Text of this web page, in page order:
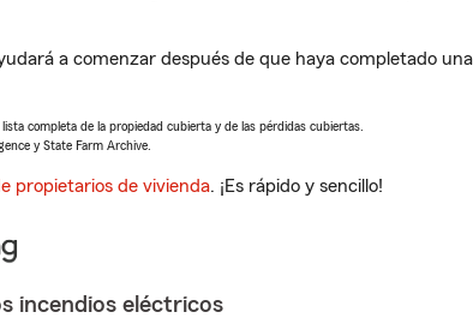
a comenzar después de que haya completado
completa de la propiedad cubierta y de las pérdidas cubiertas.
y State Farm Archive.
propietarios de vivienda. ¡Es rápido y sencillo!
incendios eléctricos